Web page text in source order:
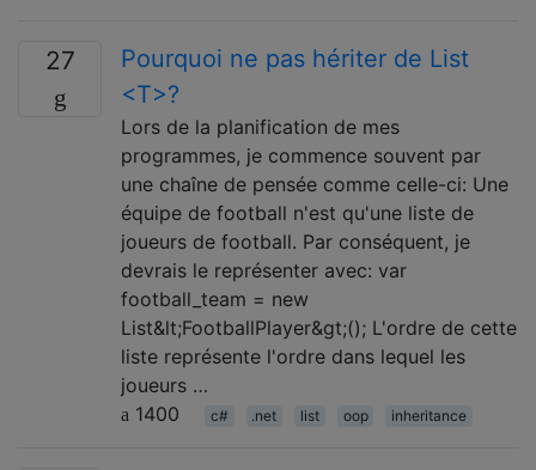
27
Pourquoi ne pas hériter de List
<T>?
Lors de la planification de mes
programmes, je commence souvent par
une chaîne de pensée comme celle-ci: Une
équipe de football n'est qu'une liste de
joueurs de football. Par conséquent, je
devrais le représenter avec: var
football_team = new
List&lt;FootballPlayer&gt;(); L'ordre de cette
liste représente l'ordre dans lequel les
joueurs …
1400
c# .net list oop inheritance